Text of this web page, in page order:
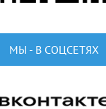
МЫ - В СОЦСЕТЯХ